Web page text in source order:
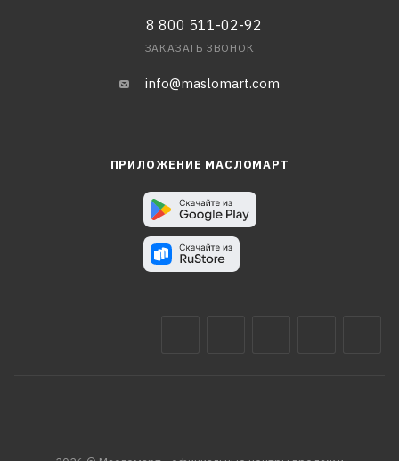
8 800 511-02-92
ЗАКАЗАТЬ ЗВОНОК
info@maslomart.com
ПРИЛОЖЕНИЕ МАСЛОМАРТ